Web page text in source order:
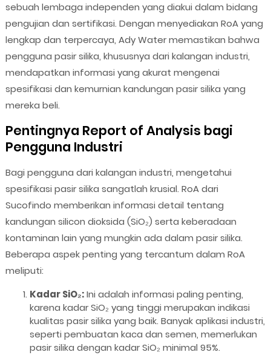
sebuah lembaga independen yang diakui dalam bidang
pengujian dan sertifikasi. Dengan menyediakan RoA yang
lengkap dan terpercaya, Ady Water memastikan bahwa
pengguna pasir silika, khususnya dari kalangan industri,
mendapatkan informasi yang akurat mengenai
spesifikasi dan kemurnian kandungan pasir silika yang
mereka beli.
Pentingnya Report of Analysis bagi
Pengguna Industri
Bagi pengguna dari kalangan industri, mengetahui
spesifikasi pasir silika sangatlah krusial. RoA dari
Sucofindo memberikan informasi detail tentang
kandungan silicon dioksida (SiO₂) serta keberadaan
kontaminan lain yang mungkin ada dalam pasir silika.
Beberapa aspek penting yang tercantum dalam RoA
meliputi:
Kadar SiO₂:Ini adalah informasi paling penting,
karena kadar SiO₂ yang tinggi merupakan indikasi
kualitas pasir silika yang baik. Banyak aplikasi industri,
seperti pembuatan kaca dan semen, memerlukan
pasir silika dengan kadar SiO₂ minimal 95%.